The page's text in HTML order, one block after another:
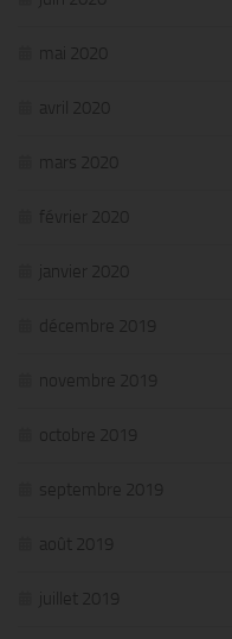
mai 2020
avril 2020
mars 2020
février 2020
janvier 2020
décembre 2019
novembre 2019
octobre 2019
septembre 2019
août 2019
juillet 2019